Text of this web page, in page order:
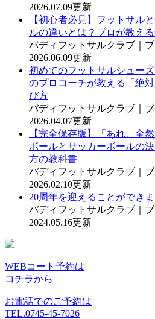
2026.07.09更新
【初心者必見】フットサル
ルの違いとは？プロが教え
バディフットサルクラブ｜
2026.06.09更新
初めてのフットサルシュー
のプロコーチが教える「絶
び方
バディフットサルクラブ｜
2026.04.07更新
【完全保存版】「あれ、全
ボールとサッカーボールの
方の教科書
バディフットサルクラブ｜
2026.02.10更新
20周年を迎えることができま
バディフットサルクラブ｜
2024.05.16更新
WEBコート予約は
コチラから
お電話でのご予約は
TEL.0745-45-7026